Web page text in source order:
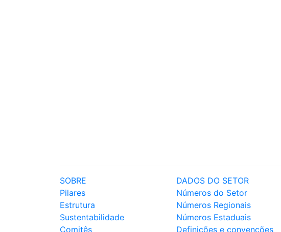
SOBRE
Pilares
Estrutura
Sustentabilidade
Comitês
DADOS DO SETOR
Números do Setor
Números Regionais
Números Estaduais
Definições e convenções